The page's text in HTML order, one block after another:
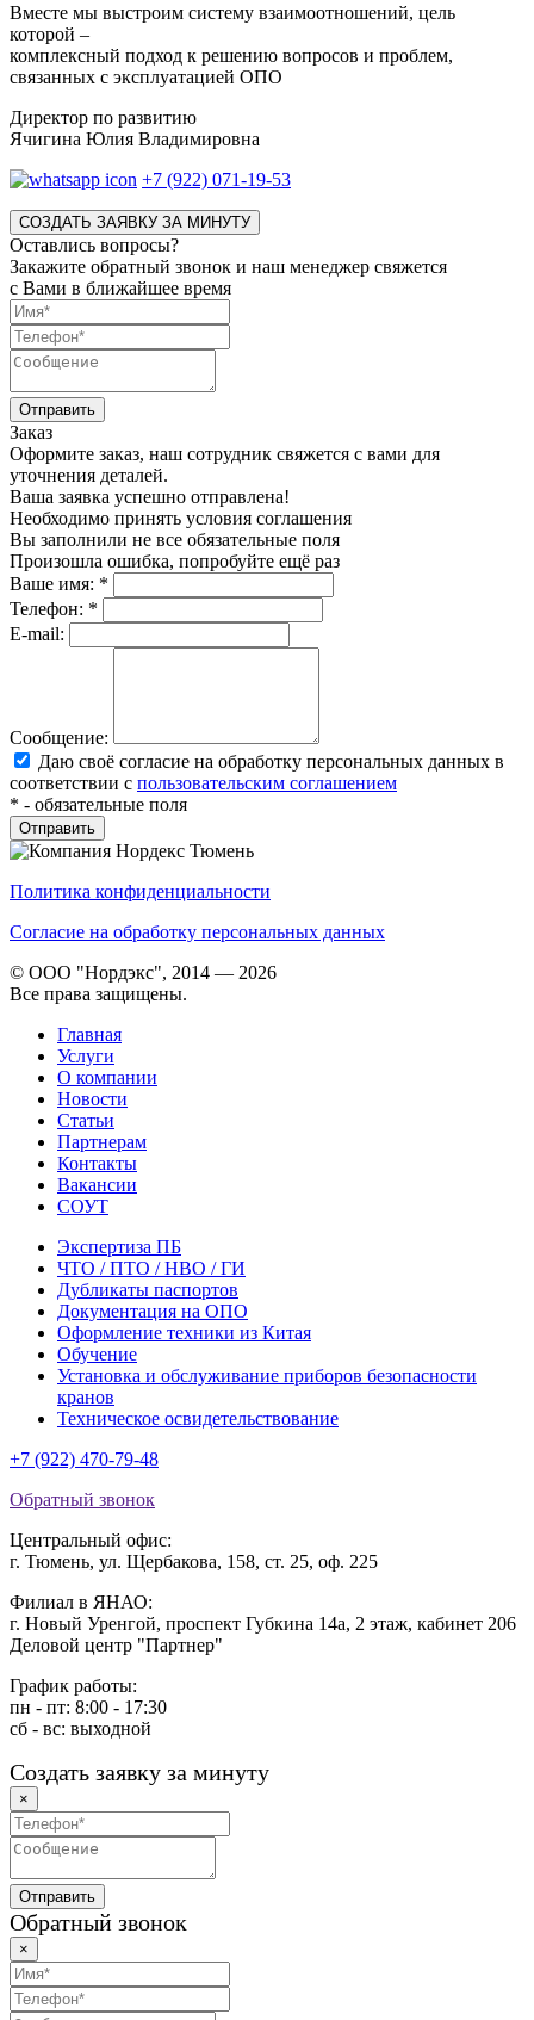
Вместе мы выстроим систему взаимоотношений, цель
которой –
комплексный подход к решению вопросов и проблем,
связанных с эксплуатацией ОПО
Директор по развитию
Ячигина Юлия Владимировна
+7 (922) 071-19-53
СОЗДАТЬ ЗАЯВКУ ЗА МИНУТУ
Оставлись вопросы?
Закажите обратный звонок и наш менеджер свяжется
с Вами в ближайшее время
Заказ
Оформите заказ, наш сотрудник свяжется с вами для
уточнения деталей.
Ваша заявка успешно отправлена!
Необходимо принять условия соглашения
Вы заполнили не все обязательные поля
Произошла ошибка, попробуйте ещё раз
Ваше имя: *
Телефон: *
E-mail:
Сообщение:
Даю своё согласие на обработку персональных данных в
соответствии с пользовательским соглашением
* - обязательные поля
Политика конфиденциальности
Согласие на обработку персональных данных
© ООО "Нордэкс", 2014 — 2026
Все права защищены.
Главная
Услуги
О компании
Новости
Статьи
Партнерам
Контакты
Вакансии
СОУТ
Экспертиза ПБ
ЧТО / ПТО / НВО / ГИ
Дубликаты паспортов
Документация на ОПО
Оформление техники из Китая
Обучение
Установка и обслуживание приборов безопасности
кранов
Техническое освидетельствование
+7 (922) 470-79-48
Обратный звонок
Центральный офис:
г. Тюмень, ул. Щербакова, 158, ст. 25, оф. 225
Филиал в ЯНАО:
г. Новый Уренгой, проспект Губкина 14а, 2 этаж, кабинет 206
Деловой центр "Партнер"
График работы:
пн - пт: 8:00 - 17:30
сб - вс: выходной
Создать заявку за минуту
×
Обратный звонок
×